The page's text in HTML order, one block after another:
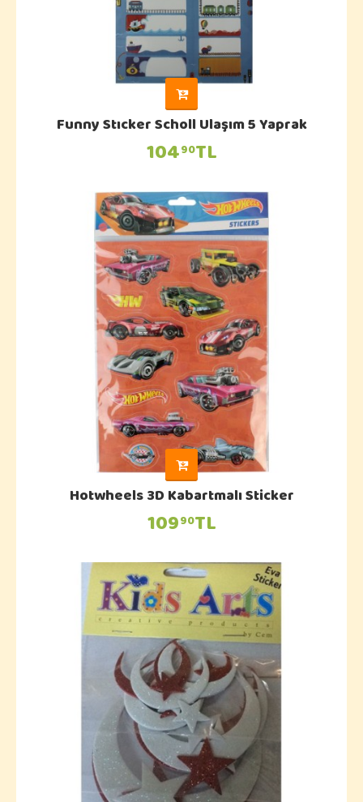
Funny Stıcker Scholl Ulaşım 5 Yaprak
10490TL
Hotwheels 3D Kabartmalı Sticker
10990TL